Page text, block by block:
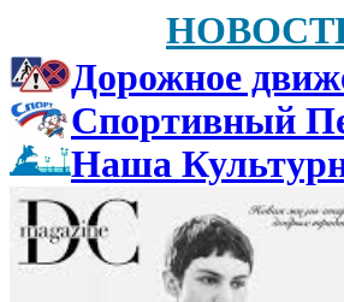
Дорожное
Спортивный
Наша